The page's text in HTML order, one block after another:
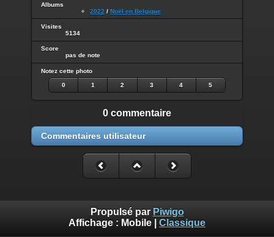
Albums
2022 / Noël en Belgique
Visites
5134
Score
pas de note
Notez cette photo
0 1 2 3 4 5
0 commentaire
Commentaires utilisateur
Propulsé par Piwigo
Affichage : Mobile Classique